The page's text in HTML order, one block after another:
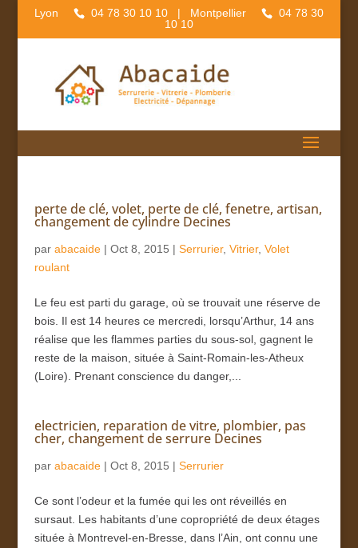
Lyon 04 78 30 10 10 | Montpellier
04 78 30
10 10
perte de clé, volet, perte de clé, fenetre, artisan,
changement de cylindre Decines
par abacaide| Oct 8, 2015 | Serrurier, Vitrier, Volet
roulant
Le feu est parti du garage, où se trouvait une réserve de
bois. Il est 14 heures ce mercredi, lorsqu’Arthur, 14 ans
réalise que les flammes parties du sous-sol, gagnent le
reste de la maison, située à Saint-Romain-les-Atheux
(Loire). Prenant conscience du danger,...
electricien, reparation de vitre, plombier, pas
cher, changement de serrure Decines
par abacaide| Oct 8, 2015 | Serrurier
Ce sont l’odeur et la fumée qui les ont réveillés en
sursaut. Les habitants d’une copropriété de deux étages
située à Montrevel-en-Bresse, dans l’Ain, ont connu une